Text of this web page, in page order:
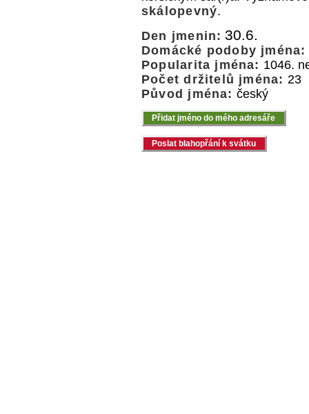
skálopevný.
Den jmenin: 30.6.
Domácké podoby jména:
Popularita jména: 1046.
Počet držitelů jména: 23
Původ jména: český
Přidat jméno do mého adresáře
Poslat blahopřání k svátku